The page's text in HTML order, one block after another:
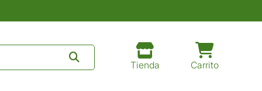
Tienda Carrito